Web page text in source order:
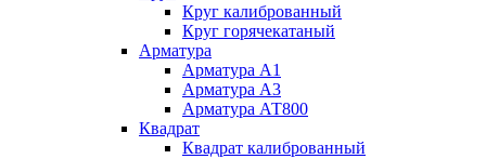
Круг калиброванный
Круг горячекатаный
Арматура
Арматура А1
Арматура А3
Арматура АТ800
Квадрат
Квадрат калиброванный